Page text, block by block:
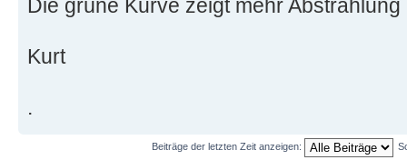
Die grüne Kurve zeigt mehr
Kurt
.
Beiträge der letzten Zeit anzeigen: